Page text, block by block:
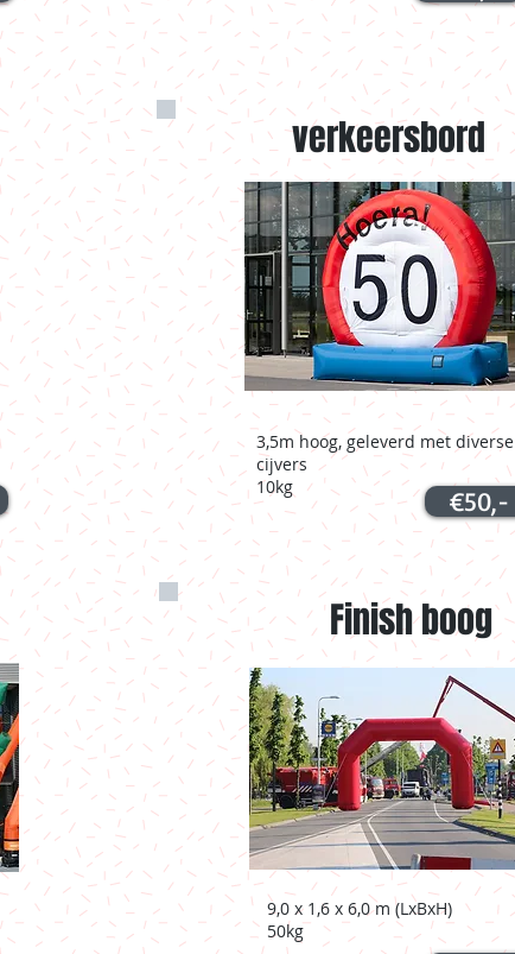
verkeersbord
€50,-
3,5m hoog, geleverd met diverse
cijvers
10kg
Finish boog
9,0 x 1,6 x 6,0 m (LxBxH)
50kg